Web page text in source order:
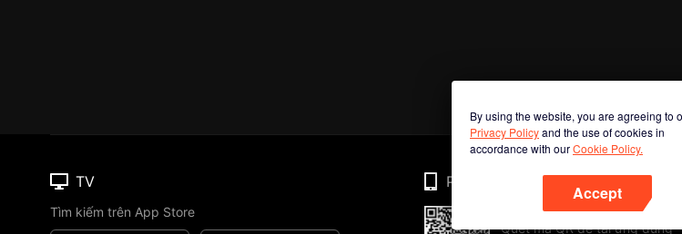
By using the website, you are agreeing to
Privacy Policyand the use of cookies in
accordance with ourCookie Policy.
Accept
TV
Tìm kiếm trên App Store
Phone
Quét mã QR để tải ứng dụng